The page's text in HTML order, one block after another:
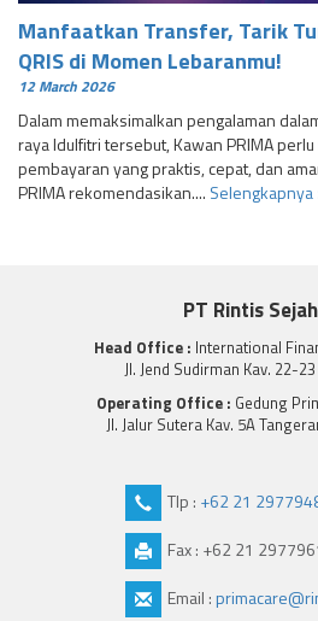
Manfaatkan Transfer, Tarik
QRIS di Momen Lebaranmu!
12 March 2026
Dalam memaksimalkan pengalaman
raya Idulfitri tersebut, Kawan PRIMA
pembayaran yang praktis, cepat, dan
PRIMA rekomendasikan.... Selengkapnya
PT Rintis
Head Office : International
Jl. Jend Sudirman Kav. 22-
Operating Office : Gedung
Jl. Jalur Sutera Kav. 5A
Tlp : +62 21
Fax : +62 21
Email :